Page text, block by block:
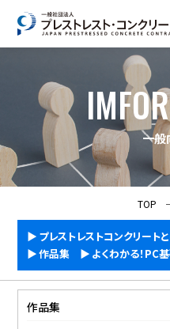
一般
TOP
プレストレストコンクリート
作品集
よくわかる！PC
作品集